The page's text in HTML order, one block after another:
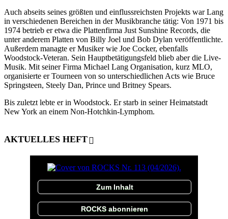
Auch abseits seines größten und einflussreichsten Projekts war Lang
in verschiedenen Bereichen in der Musikbranche tätig: Von 1971 bis
1974 betrieb er etwa die Plattenfirma Just Sunshine Records, die
unter anderem Platten von Billy Joel und Bob Dylan veröffentlichte.
Außerdem managte er Musiker wie Joe Cocker, ebenfalls
Woodstock-Veteran. Sein Hauptbetätigungsfeld blieb aber die Live-
Musik. Mit seiner Firma Michael Lang Organisation, kurz MLO,
organisierte er Tourneen von so unterschiedlichen Acts wie Bruce
Springsteen, Steely Dan, Prince und Britney Spears.
Bis zuletzt lebte er in Woodstock. Er starb in seiner Heimatstadt
New York an einem Non-Hotchkin-Lymphom.
AKTUELLES HEFT
Zum Inhalt
ROCKS abonnieren